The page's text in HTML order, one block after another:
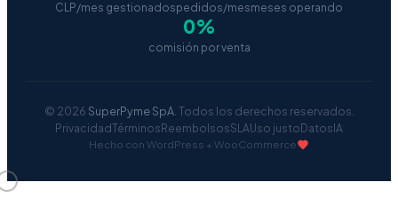
CLP/mes gestionadospedidos/mesmeses operando
0%
comisión por venta
© 2026 SuperPyme SpA. Todos los derechos reservados.
PrivacidadTérminos ReembolsosSLAUso justo Datos IA
Hecho con WordPress + WooCommerce